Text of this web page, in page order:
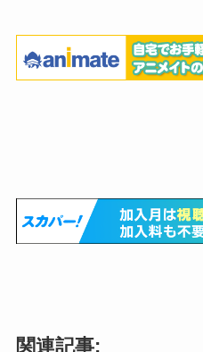
関連記事: